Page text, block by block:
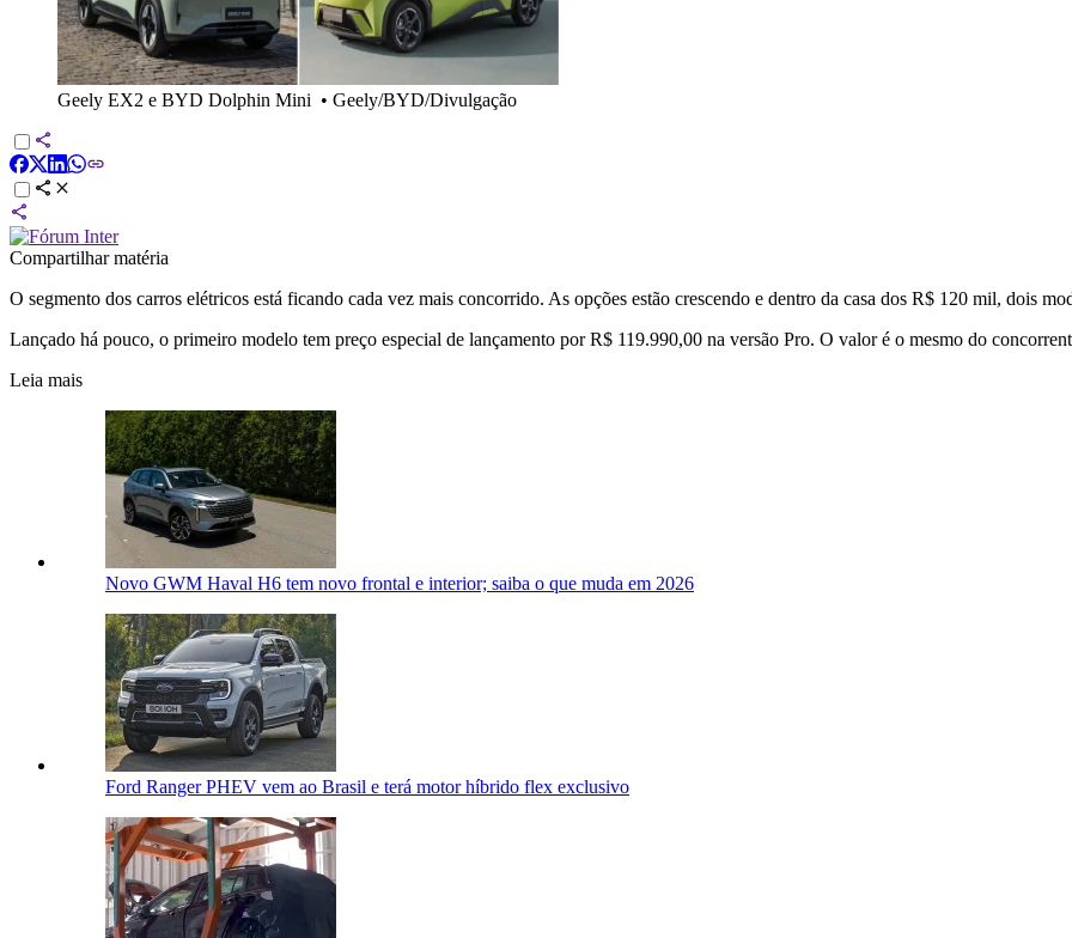
Geely EX2 e BYD Dolphin Mini • Geely/BYD/Divulgação
Compartilhar matéria
O segmento dos carros elétricos está ficando cada vez mais concorrido. As opções estão crescendo e dentro da casa dos R$ 120 mil, dois
Lançado há pouco, o primeiro modelo tem preço especial de lançamento por R$ 119.990,00 na versão Pro. O valor é o mesmo do
Leia mais
Novo GWM Haval H6 tem novo frontal e interior; saiba o que muda em 2026
Ford Ranger PHEV vem ao Brasil e terá motor híbrido flex exclusivo